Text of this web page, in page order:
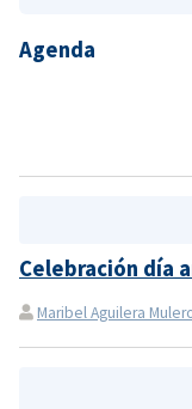
Agenda
Celebración día
Maribel Aguilera